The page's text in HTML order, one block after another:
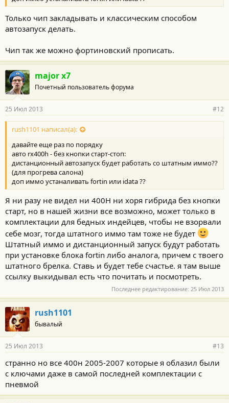
Только чип закладывать и классическим способом
автозапуск делать.
Чип так же можно фортиновский прописать.
major x7
Почетный пользователь форума
25 Июл 2013 #12
rush1101 написал(а):
давайте еще раз по порядку
авто rx400h - без кнопки старт-стоп:
дистанционный автозапуск будет работать со штатным иммо??
(для прогрева салона)
доп иммо устаналивать fortin или idata ??
Я ни разу не видел ни 400Н ни хоря гибрида без кнопки
старт, но в нашей жизни все возможно, может только в
комплектации для бедных индейцев, чтобы не взорвали
себе мозг, тогда штатного иммо там тоже не будет
Штатный иммо и дистанционный запуск будут работать
при установке блока fortin либо аналога, причем с твоего
штатного брелка. Ставь и будет тебе счастье. я там выше
ссылку выкидывал есть что почитать и посмотреть.
Последнее редактирование: 25 Июл 2013
rush1101
бывалый
25 Июл 2013 #13
странно но все 400н 2005-2007 которые я облазил были
с ключами даже в самой последней комплектации с
пневмой